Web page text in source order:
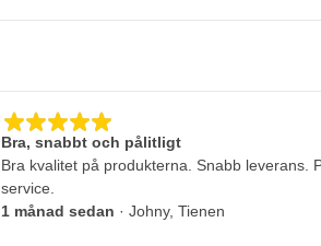
Bra, snabbt och pålitligt
Bra kvalitet på produkterna. Snabb leverans.
service.
1 månad sedan · Johny, Tienen